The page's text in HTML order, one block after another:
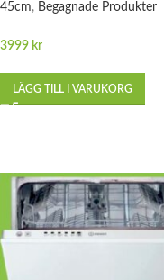
45cm, Begagnade Produkter
3999 kr
LÄGG TILL I VARUKORG